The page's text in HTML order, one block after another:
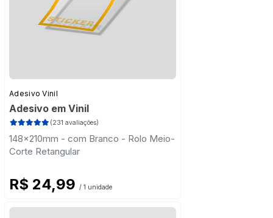
Adesivo Vinil
Adesivo em Vinil
(231 avaliações)
148x210mm - com Branco - Rolo Meio-
Corte Retangular
R$ 24,99 / 1 unidade